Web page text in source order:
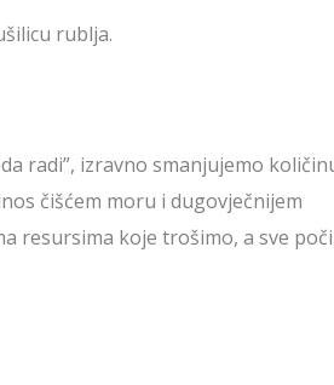
rublja.
radi”, izravno smanjujemo
čišćem moru i dugovječnijem
resursima koje trošimo, a sve